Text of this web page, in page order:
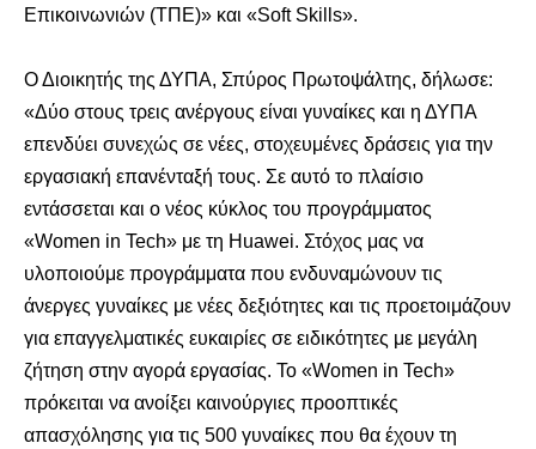
Επικοινωνιών (ΤΠΕ)» και «Soft Skills».
Ο Διοικητής της ΔΥΠΑ, Σπύρος Πρωτοψάλτης, δήλωσε:
«Δύο στους τρεις ανέργους είναι γυναίκες και η ΔΥΠΑ
επενδύει συνεχώς σε νέες, στοχευμένες δράσεις για την
εργασιακή επανένταξή τους. Σε αυτό το πλαίσιο
εντάσσεται και ο νέος κύκλος του προγράμματος
«Women in Tech» με τη Huawei. Στόχος μας να
υλοποιούμε προγράμματα που ενδυναμώνουν τις
άνεργες γυναίκες με νέες δεξιότητες και τις προετοιμάζουν
για επαγγελματικές ευκαιρίες σε ειδικότητες με μεγάλη
ζήτηση στην αγορά εργασίας. Το «Women in Tech»
πρόκειται να ανοίξει καινούργιες προοπτικές
απασχόλησης για τις 500 γυναίκες που θα έχουν τη